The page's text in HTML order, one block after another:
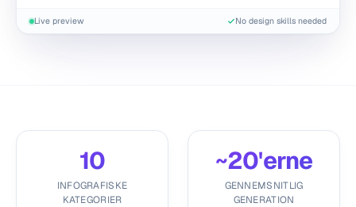
Live preview No design skills needed
10
INFOGRAFISKE
KATEGORIER
~20'erne
GENNEMSNITLIG
GENERATION